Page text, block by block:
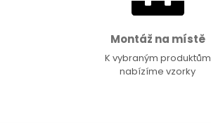
Montáž na místě
K vybraným produktům
nabízíme vzorky